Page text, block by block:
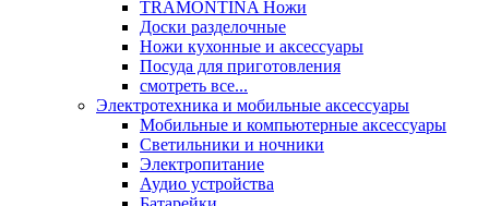
TRAMONTINA Ножи
Доски разделочные
Ножи кухонные и аксессуары
Посуда для приготовления
смотреть все...
Электротехника и мобильные аксессуары
Мобильные и компьютерные аксессуары
Светильники и ночники
Электропитание
Аудио устройства